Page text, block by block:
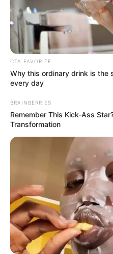
56301001
Υπηρεσίες μπαρ, που
χορευτικό κέντρο
56301004
56301009
Υπηρεσίες που
διασκέδασης –
Υπηρεσίες που
διασκέδασης –
56301011
CTA FAVORITE
Why this ordinary drink is the
every day
BRAINBERRIES
Remember This Kick-Ass
Transformation